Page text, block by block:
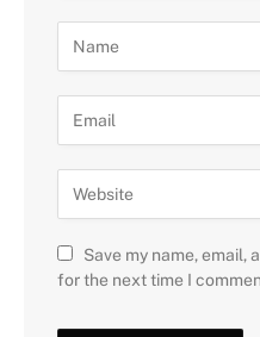
Save my name, email,
for the next time I